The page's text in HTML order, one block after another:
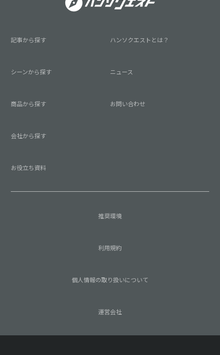
記事から探す
シーンから探す
商品から探す
会社から探す
お役立ち資料
ハンソクエストとは？
ニュース
お問い合わせ
推奨環境
利用規約
個人情報の取り扱いについて
運営会社